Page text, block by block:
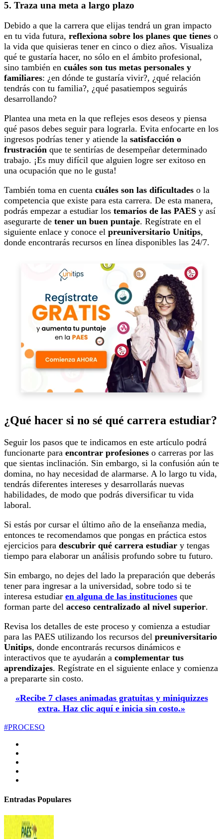
5. Traza una meta a largo plazo
Debido a que la carrera que elijas tendrá un gran impacto
en tu vida futura, reflexiona sobre los planes que tienes o
la vida que quisieras tener en cinco o diez años. Visualiza
qué te gustaría hacer, no sólo en el ámbito profesional,
sino también en cuáles son tus metas personales y
familiares: ¿en dónde te gustaría vivir?, ¿qué relación
tendrás con tu familia?, ¿qué pasatiempos seguirás
desarrollando?
Plantea una meta en la que reflejes esos deseos y piensa
qué pasos debes seguir para lograrla. Evita enfocarte en los
ingresos podrías tener y atiende la satisfacción o
frustración que te sentirías de desempeñar determinado
trabajo. ¡Es muy difícil que alguien logre ser exitoso en
una ocupación que no le gusta!
También toma en cuenta cuáles son las dificultades o la
competencia que existe para esta carrera. De esta manera,
podrás empezar a estudiar los temarios de las PAES y así
asegurarte de tener un buen puntaje. Regístrate en el
siguiente enlace y conoce el preuniversitario Unitips,
donde encontrarás recursos en línea disponibles las 24/7.
¿Qué hacer si no sé qué carrera estudiar?
Seguir los pasos que te indicamos en este artículo podrá
funcionarte para encontrar profesiones o carreras por las
que sientas inclinación. Sin embargo, si la confusión aún te
domina, no hay necesidad de alarmarse. A lo largo tu vida,
tendrás diferentes intereses y desarrollarás nuevas
habilidades, de modo que podrás diversificar tu vida
laboral.
Si estás por cursar el último año de la enseñanza media,
entonces te recomendamos que pongas en práctica estos
ejercicios para descubrir qué carrera estudiar y tengas
tiempo para elaborar un análisis profundo sobre tu futuro.
Sin embargo, no dejes del lado la preparación que deberás
tener para ingresar a la universidad, sobre todo si te
interesa estudiar en alguna de las instituciones que
forman parte del acceso centralizado al nivel superior.
Revisa los detalles de este proceso y comienza a estudiar
para las PAES utilizando los recursos del preuniversitario
Unitips, donde encontrarás recursos dinámicos e
interactivos que te ayudarán a complementar tus
aprendizajes. Regístrate en el siguiente enlace y comienza
a prepararte sin costo.
«Recibe 7 clases animadas gratuitas y miniquizzes
extra. Haz clic aquí e inicia sin costo.»
#PROCESO
Entradas Populares